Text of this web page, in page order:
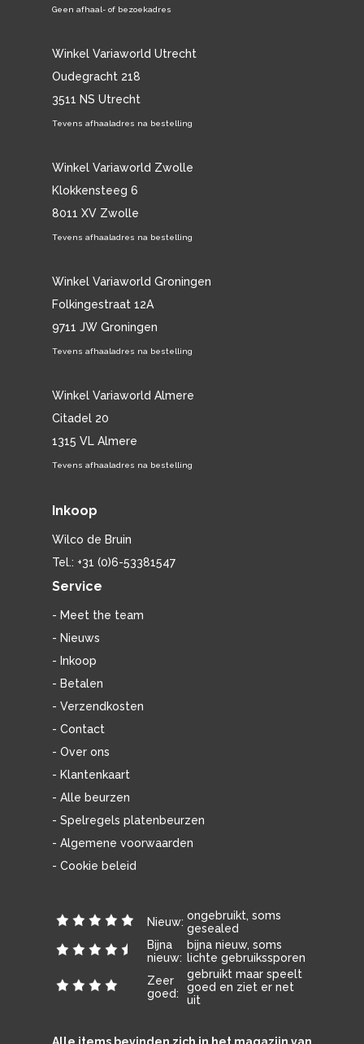
Geen afhaal- of bezoekadres
Winkel Variaworld Utrecht
Oudegracht 218
3511 NS Utrecht
Tevens afhaaladres na bestelling
Winkel Variaworld Zwolle
Klokkensteeg 6
8011 XV Zwolle
Tevens afhaaladres na bestelling
Winkel Variaworld Groningen
Folkingestraat 12A
9711 JW Groningen
Tevens afhaaladres na bestelling
Winkel Variaworld Almere
Citadel 20
1315 VL Almere
Tevens afhaaladres na bestelling
Inkoop
Wilco de Bruin
Tel.: +31 (0)6-53381547
Service
- Meet the team
- Nieuws
- Inkoop
- Betalen
- Verzendkosten
- Contact
- Over ons
- Klantenkaart
- Alle beurzen
- Spelregels platenbeurzen
- Algemene voorwaarden
- Cookie beleid
Nieuw: ongebruikt, soms
gesealed
Bijna
nieuw:
bijna nieuw, soms
lichte gebruikssporen
Zeer
goed:
gebruikt maar speelt
goed en ziet er net
uit